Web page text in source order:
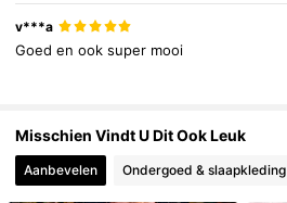
v***a
Goedenooksuper mooi
Misschien Vindt U Dit Ook Leuk
Aanbevelen Ondergoed & slaapkleding